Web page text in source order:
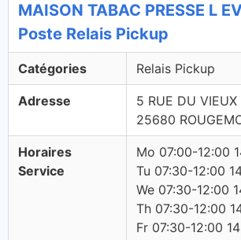
MAISON TABAC PRESSE L
Poste Relais Pickup
Catégories Relais Pickup
Adresse
5 RUE DU VIEUX
25680
Horaires
Service
Mo 07:00-12:00
Tu 07:30-12:00
We 07:30-12:00
Th 07:30-12:00
Fr 07:30-12:00